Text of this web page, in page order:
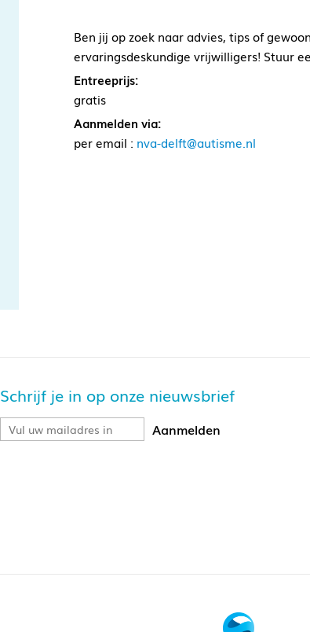
Ben jij op zoek naar advies, tips of
ervaringsdeskundige vrijwilligers! Stuur
Entreeprijs:
gratis
Aanmelden via:
per email : nva-delft@autisme.nl
Schrijf je in op onze nieuwsbrief